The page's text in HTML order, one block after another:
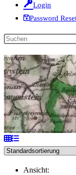
Login
Password
Diese
durchsuchen
Ansicht: